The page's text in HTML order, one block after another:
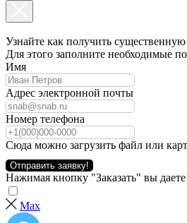
Узнайте как получить
Для этого заполните необходимые
Имя
Адрес электронной почты
Номер телефона
Сюда можно загрузить файл или
Отправить заявку!
Нажимая кнопку "Заказать" вы даете
Max